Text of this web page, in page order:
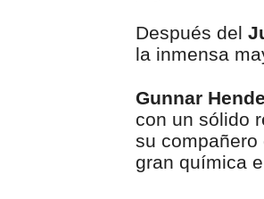
Después del
la inmensa
Gunnar
con un sólido
su
gran química